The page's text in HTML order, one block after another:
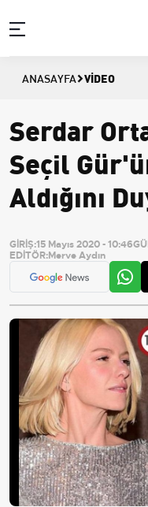
ANASAYFA VIDEO
Serdar
Seçil
Aldığını
GİRİŞ:15 Mayıs 2020 - 10:46
EDİTÖR:Merve Aydın